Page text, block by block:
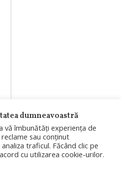
dumneavoastră
vă îmbunătăți experiența de
sau conținut
traficul. Făcând clic pe
cu utilizarea cookie-urilor.